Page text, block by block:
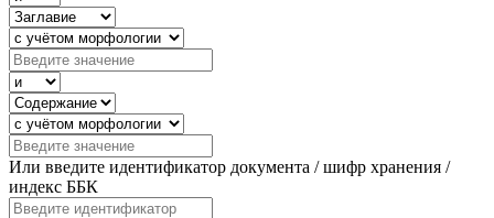
Или введите идентификатор документа / шифр хранения /
индекс ББК